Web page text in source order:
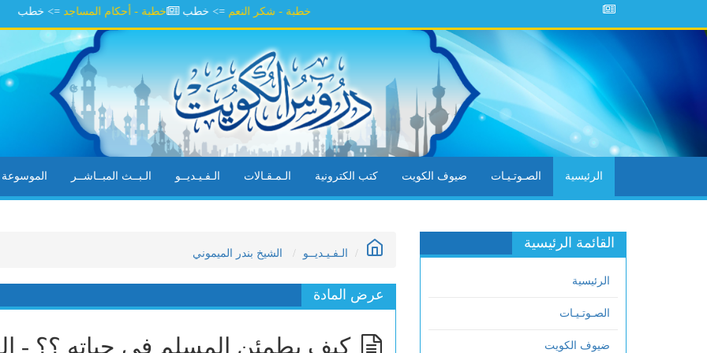
خطبة خطبة - أحكام المساجد=> خطب خطبة - شكر النعم=> خطب
الرئيسية الصـوتـيـات ضيوف الكويت كتب الكترونية الـمـقـالات الـفـيـديــو الـبــث المبــاشــر الموسوعة
القائمة الرئيسية
الرئيسية
الصـوتـيـات
ضيوف الكويت
الـفـيـديــو الشيخ بندر الميموني
عرض المادة
كيف يطمئن المسلم في حياته ؟؟ -